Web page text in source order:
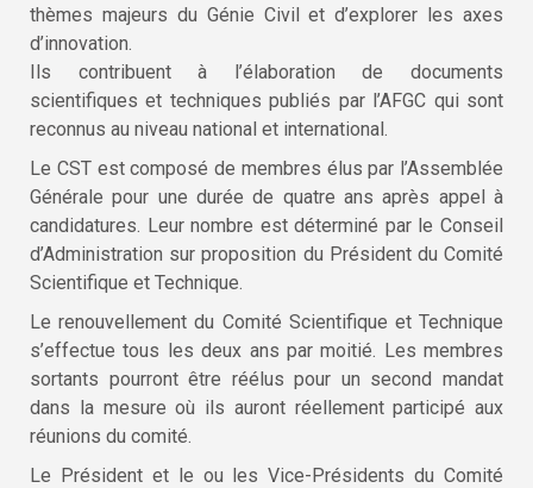
thèmes majeurs du Génie Civil et d’explorer les axes
d’innovation.
Ils contribuent à l’élaboration de documents
scientifiques et techniques publiés par l’AFGC qui sont
reconnus au niveau national et international.
Le CST est composé de membres élus par l’Assemblée
Générale pour une durée de quatre ans après appel à
candidatures. Leur nombre est déterminé par le Conseil
d’Administration sur proposition du Président du Comité
Scientifique et Technique.
Le renouvellement du Comité Scientifique et Technique
s’effectue tous les deux ans par moitié. Les membres
sortants pourront être réélus pour un second mandat
dans la mesure où ils auront réellement participé aux
réunions du comité.
Le Président et le ou les Vice-Présidents du Comité